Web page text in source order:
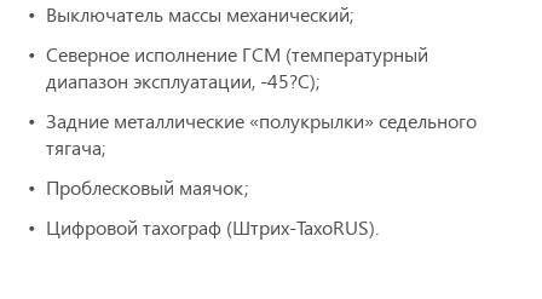
Выключатель массы механический;
Северное исполнение ГСМ (температурный
диапазон эксплуатации, -45?С);
Задние металлические «полукрылки» седельного
тягача;
Проблесковый маячок;
Цифровой тахограф (Штрих-ТахоRUS).